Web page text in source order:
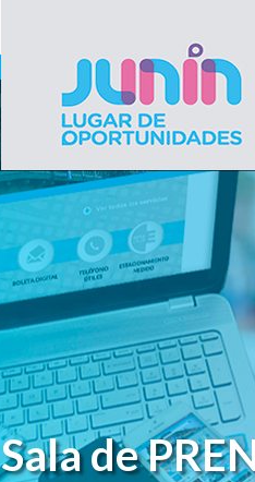
Gobierno de
Junín
Sala de